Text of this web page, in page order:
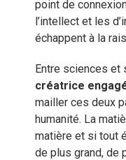
point de
l’intellect et les
échappent à la
Entre sciences et
créatrice
mailler ces deux
humanité. La
matière et si tout
de plus grand, de